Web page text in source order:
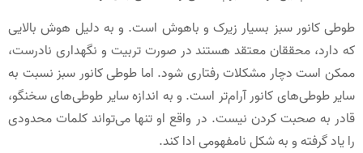
طوطی کانور سبز بسیار زیرک و باهوش است. و به دلیل هوش بالایی
که دارد، محققان معتقد هستند در صورت تربیت و نگهداری نادرست،
ممکن است دچار مشکلات رفتاری شود. اما طوطی کانور سبز نسبت به
سایر طوطی‌های کانور آرام‌تر است. و به اندازه سایر طوطی‌های سخنگو،
قادر به صحبت کردن نیست. در واقع او تنها می‌تواند کلمات محدودی
را یاد گرفته و به شکل نامفهومی ادا کند.